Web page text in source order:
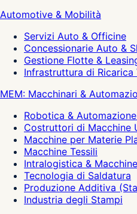
Automotive & Mobilità
Servizi Auto & Officine
Concessionarie Auto &
Gestione Flotte &
Infrastruttura di Ricarica
MEM: Macchinari &
Robotica &
Costruttori di Macchine
Macchine per Materie
Macchine Tessili
Intralogistica &
Tecnologia di Saldatura
Produzione Additiva
Industria degli Stampi